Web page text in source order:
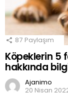
87 Paylaşım
Köpeklerin 5
hakkında
Ajanimo
20 Nisan